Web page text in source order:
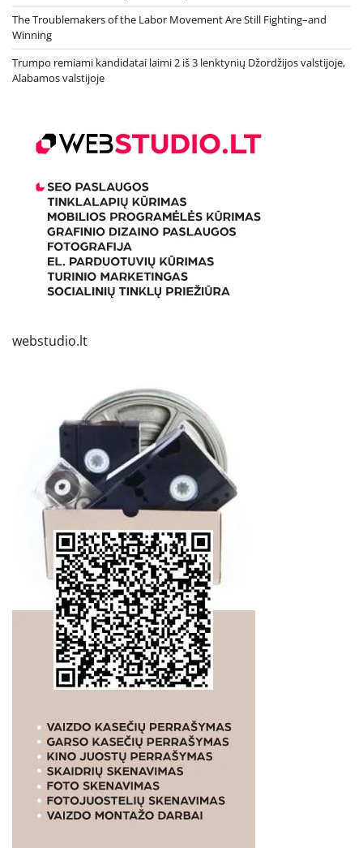
The Troublemakers of the Labor Movement Are Still Fighting–and
Winning
Trumpo remiami kandidatai laimi 2 iš 3 lenktynių Džordžijos valstijoje,
Alabamos valstijoje
webstudio.lt